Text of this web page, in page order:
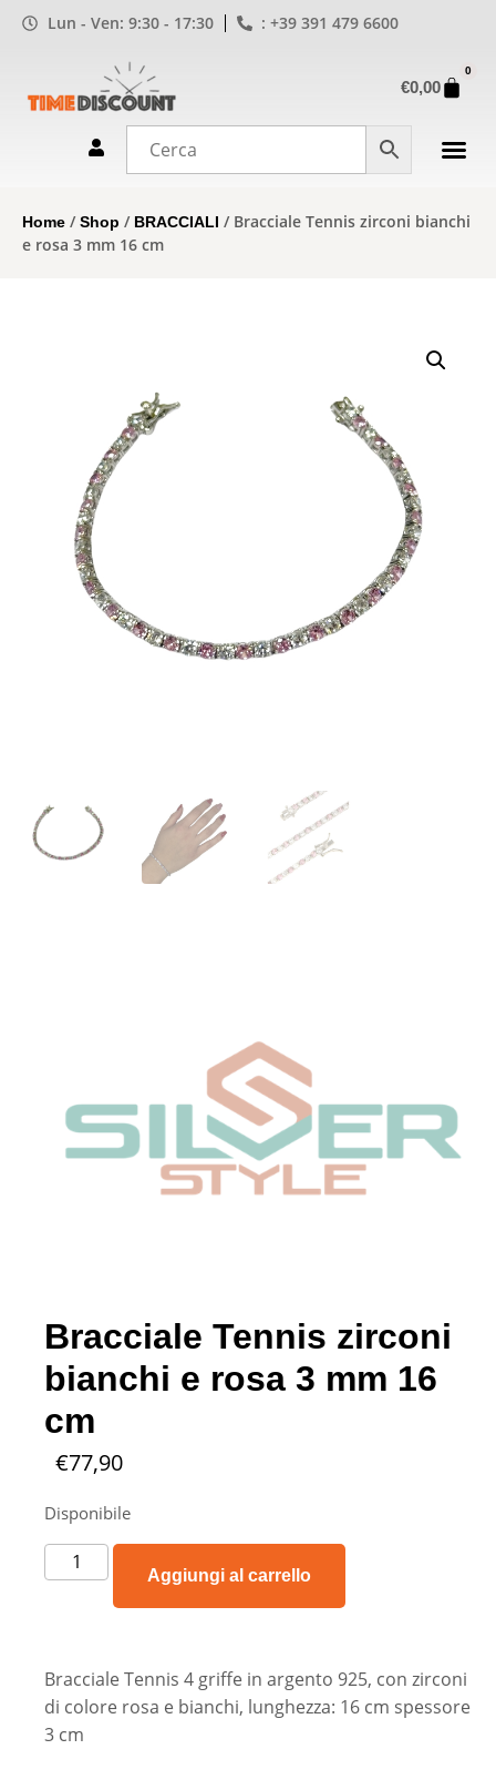
Lun - Ven: 9:30 - 17:30 : +39 391 479 6600
€0,00
0
Home /Shop / BRACCIALI / Bracciale Tennis zirconi bianchi
e rosa 3 mm 16 cm
Bracciale Tennis zirconi
bianchi e rosa 3 mm 16
cm
€77,90
Disponibile
Aggiungi al carrello
Bracciale Tennis 4 griffe in argento 925, con zirconi
di colore rosa e bianchi, lunghezza: 16 cm spessore
3 cm